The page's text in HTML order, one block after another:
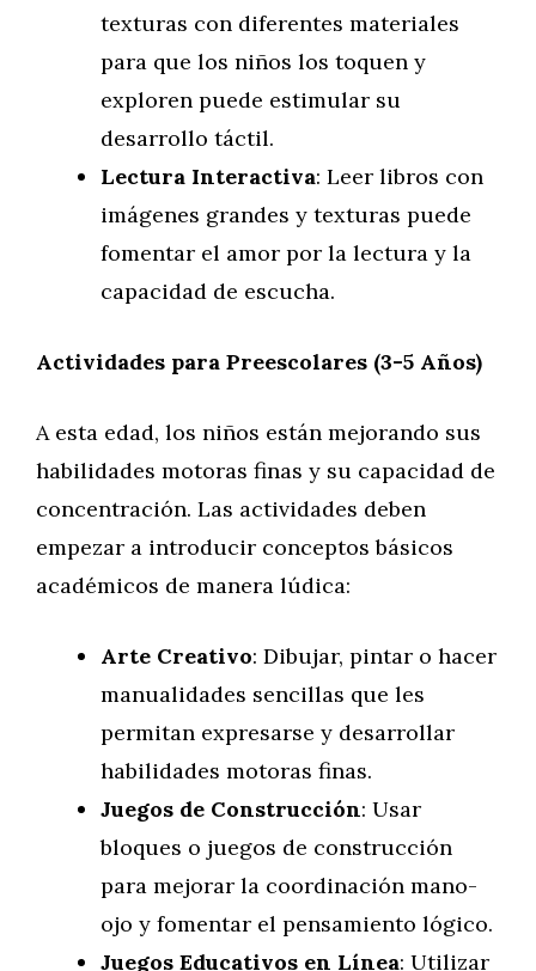
texturas con diferentes materiales
para que los niños los toquen y
exploren puede estimular su
desarrollo táctil.
Lectura Interactiva: Leer libros con
imágenes grandes y texturas puede
fomentar el amor por la lectura y la
capacidad de escucha.
Actividades para Preescolares (3-5 Años)
A esta edad, los niños están mejorando sus
habilidades motoras finas y su capacidad de
concentración. Las actividades deben
empezar a introducir conceptos básicos
académicos de manera lúdica:
Arte Creativo: Dibujar, pintar o hacer
manualidades sencillas que les
permitan expresarse y desarrollar
habilidades motoras finas.
Juegos de Construcción: Usar
bloques o juegos de construcción
para mejorar la coordinación mano-
ojo y fomentar el pensamiento lógico.
Juegos Educativos en Línea: Utilizar